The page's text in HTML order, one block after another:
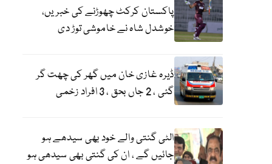
پاکستان کرکٹ چھوڑنے کی خبریں،
خوشدل شاہ نے خاموشی توڑ دی
ڈیرہ غازی خان میں گھر کی چھت گر
گئی ، 2 جاں بحق ، 3 افراد زخمی
الٹی گنتی والے خود بھی سیدھے ہو
جائیں گے ، ان کی گنتی بھی سیدھی ہو